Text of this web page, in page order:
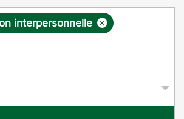
×
interpersonnelle